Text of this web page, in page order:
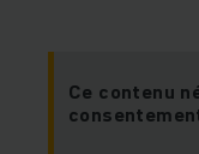
Ce contenu